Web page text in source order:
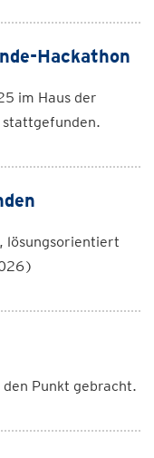
Hackathon
im Haus der
stattgefunden.
lösungsorientiert
Punkt gebracht.